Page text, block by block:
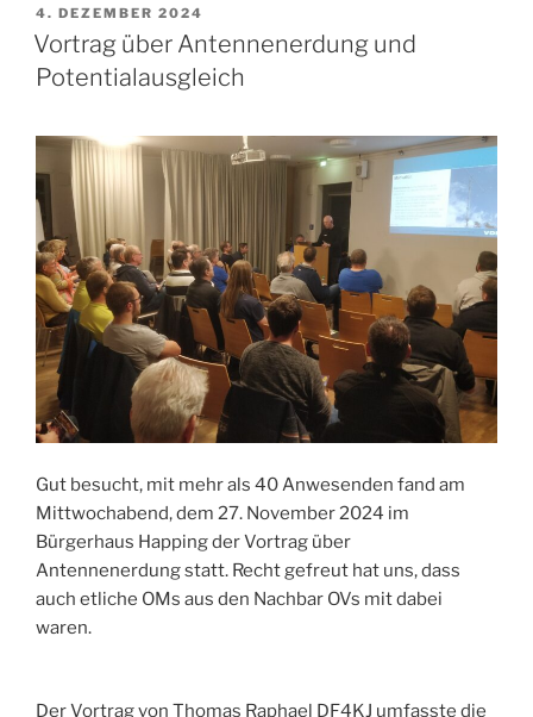
VERÖFFENTLICHT
AM
4. DEZEMBER 2024
Vortrag über Antennenerdung und
Potentialausgleich
Gut besucht, mit mehr als 40 Anwesenden fand am
Mittwochabend, dem 27. November 2024 im
Bürgerhaus Happing der Vortrag über
Antennenerdung statt. Recht gefreut hat uns, dass
auch etliche OMs aus den Nachbar OVs mit dabei
waren.
Der Vortrag von Thomas Raphael DF4KJ umfasste die